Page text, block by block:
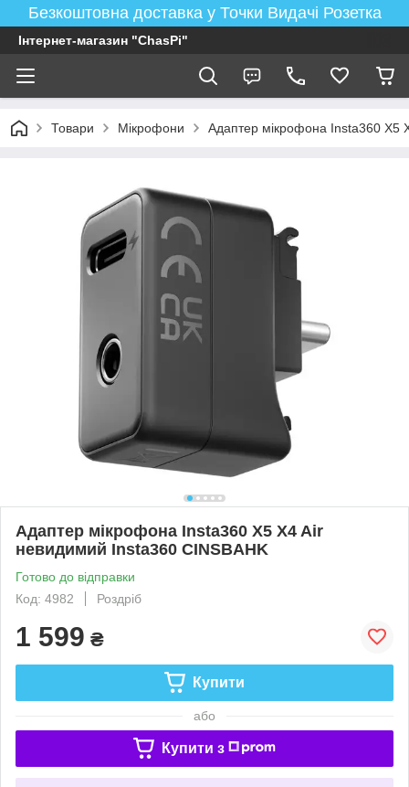
Безкоштовна доставка у Точки Видачі Розетка
Інтернет-магазин "ChasPi"
Товари Мікрофони Адаптер мікрофона Insta360 X5
Адаптер мікрофона Insta360 X5 X4 Air
невидимий Insta360 CINSBAHK
Готово до відправки
Код: 4982
Роздріб
1 599 ₴
Купити
або
Купити з